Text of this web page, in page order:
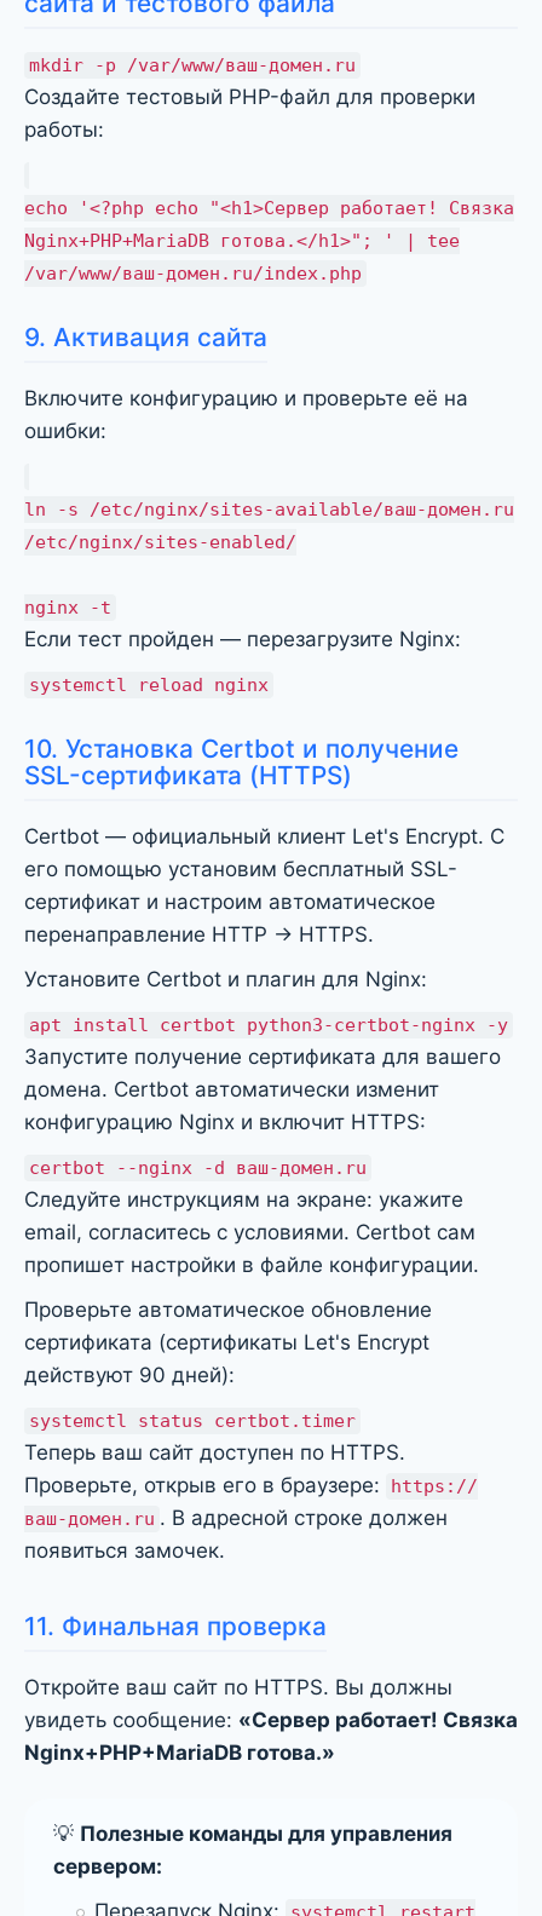
mkdir -p /var/www/ваш-домен.ru
Создайте тестовый PHP-файл для проверки
работы:
echo '<?php echo "<h1>Сервер работает! Связка
Nginx+PHP+MariaDB готова.</h1>"; ' | tee
/var/www/ваш-домен.ru/index.php
9. Активация сайта
Включите конфигурацию и проверьте её на
ошибки:
ln -s /etc/nginx/sites-available/ваш-домен.ru
/etc/nginx/sites-enabled/
nginx -t
Если тест пройден — перезагрузите Nginx:
systemctl reload nginx
10. Установка Certbot и получение
SSL-сертификата (HTTPS)
Certbot — официальный клиент Let's Encrypt. С
его помощью установим бесплатный SSL-
сертификат и настроим автоматическое
перенаправление HTTP → HTTPS.
Установите Certbot и плагин для Nginx:
apt install certbot python3-certbot-nginx -y
Запустите получение сертификата для вашего
домена. Certbot автоматически изменит
конфигурацию Nginx и включит HTTPS:
certbot --nginx -d ваш-домен.ru
Следуйте инструкциям на экране: укажите
email, согласитесь с условиями. Certbot сам
пропишет настройки в файле конфигурации.
Проверьте автоматическое обновление
сертификата (сертификаты Let's Encrypt
действуют 90 дней):
systemctl status certbot.timer
Теперь ваш сайт доступен по HTTPS.
Проверьте, открыв его в браузере:
https://
ваш-домен.ru . В адресной строке должен
появиться замочек.
11. Финальная проверка
Откройте ваш сайт по HTTPS. Вы должны
увидеть сообщение: «Сервер работает! Связка
Nginx+PHP+MariaDB готова.»
💡 Полезные команды для управления
сервером: